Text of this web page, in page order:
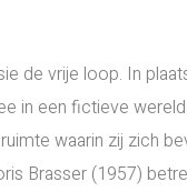
de vrije loop. In
in een fictieve
waarin zij zich
Brasser (1957)